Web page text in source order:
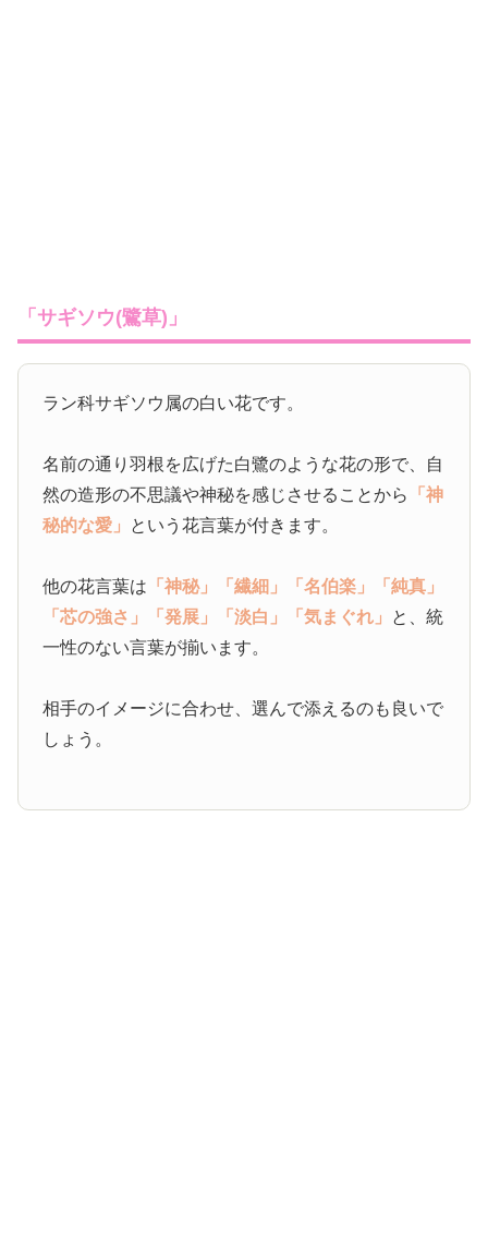
「サギソウ(鷺草)」
ラン科サギソウ属の白い花です。
名前の通り羽根を広げた白鷺のような花の形で、自
然の造形の不思議や神秘を感じさせることから
「神
秘的な愛」 という花言葉が付きます。
他の花言葉は 「神秘」 「繊細」 「名伯楽」
「純真」
「芯の強さ」
「発展」 「淡白」 「気まぐれ」 と、統
一性のない言葉が揃います。
相手のイメージに合わせ、選んで添えるのも良いで
しょう。